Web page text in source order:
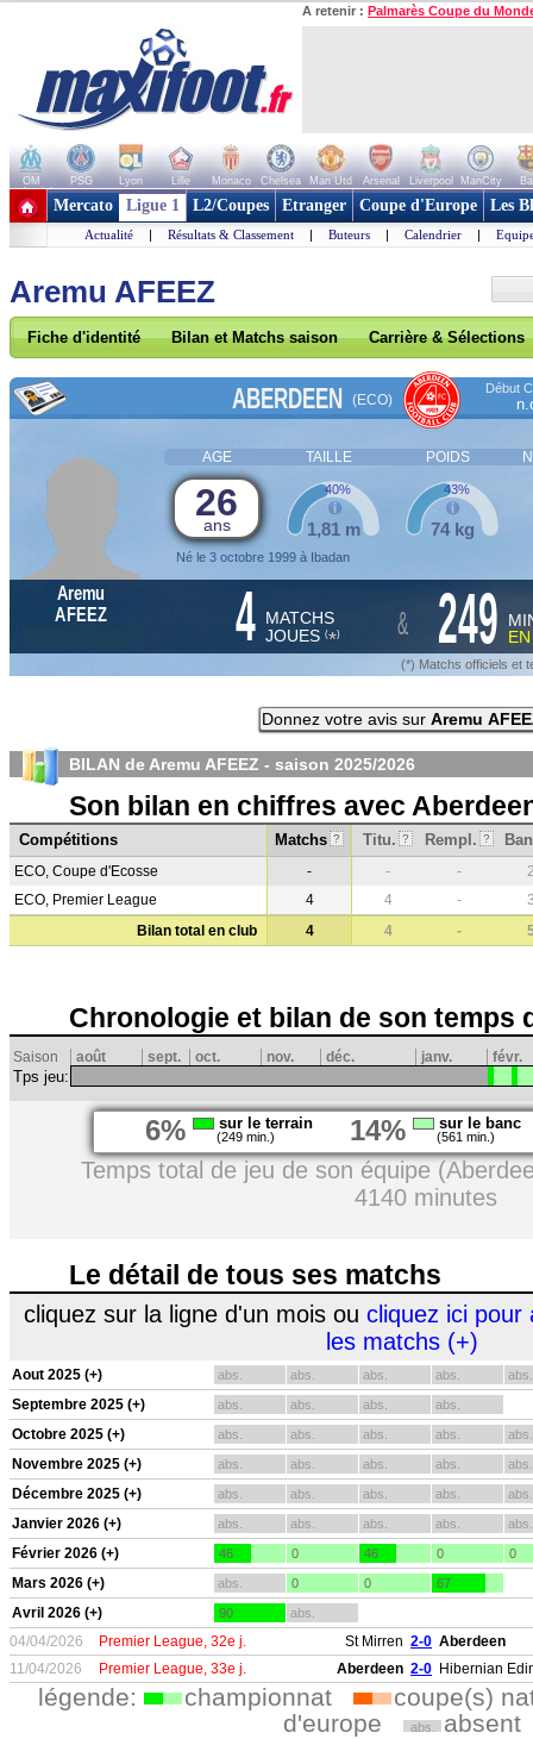
A retenir : Palmarès Coupe du
OM PSG Lyon Lille Monaco Chelsea Man Utd Arsenal Liverpool ManCity
+ de clubs
Mercato Ligue 1 L2/Coupes Etranger Coupe d'Europe Les
Actualité | Résultats & Classement | Buteurs | Calendrier |
Aremu AFEEZ
Fiche d'identité Bilan et Matchs saison Carrière & Sélections
ABERDEEN (ECO)
Début
AGE TAILLE POIDS
26
ans
Né le 3 octobre 1999 à Ibadan
1,81 m
40%
74 kg
43%
Aremu
AFEEZ
4 MATCHS
JOUES (*) & 249
(*) Matchs officiels et
Donnez votre avis sur Aremu
BILAN de Aremu AFEEZ - saison 2025/2026
Son bilan en chiffres avec
Compétitions Matchs ? Titu. ? Rempl. ?
ECO, Coupe d'Ecosse - - -
ECO, Premier League
4 4 -
Bilan total en club
4 4 -
Chronologie et bilan de son temps
Saison août sept. oct. nov. déc. janv. févr.
Tps jeu:
6% sur le terrain
(249 min.) 14% sur le banc
(561 min.)
Temps total de jeu de son équipe
4140 minutes
Le détail de tous ses matchs
cliquez sur la ligne d'un mois ou cliquez ici pour
les matchs (+)
Aout 2025 (+) abs. abs. abs. abs. abs.
Septembre 2025 (+) abs. abs. abs. abs.
Octobre 2025 (+) abs. abs. abs. abs. abs.
Novembre 2025 (+) abs. abs. abs. abs. abs.
Décembre 2025 (+) abs. abs. abs. abs. abs.
Janvier 2026 (+) abs. abs. abs. abs. abs.
Février 2026 (+) 46 0 46 0 0
Mars 2026 (+) abs. 0 0 67
Avril 2026 (+) 90 abs.
04/04/2026 Premier League, 32e j. St Mirren 2-0 Aberdeen
11/04/2026
Premier League, 33e j. Aberdeen 2-0 Hibernian
légende: championnat
coupe(s)
d'europe
abs. absent